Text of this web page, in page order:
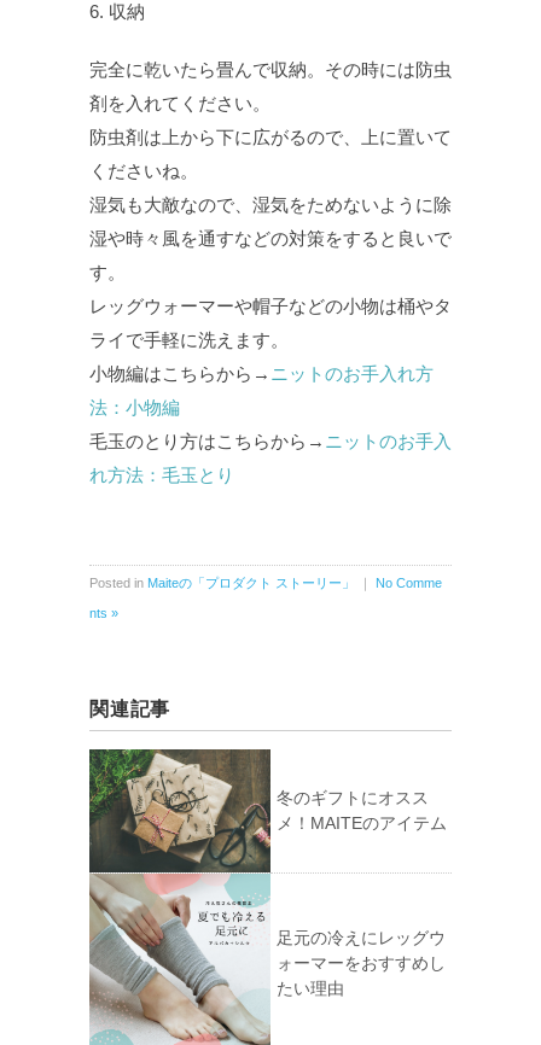
6. 収納
完全に乾いたら畳んで収納。その時には防虫
剤を入れてください。
防虫剤は上から下に広がるので、上に置いて
くださいね。
湿気も大敵なので、湿気をためないように除
湿や時々風を通すなどの対策をすると良いで
す。
レッグウォーマーや帽子などの小物は桶やタ
ライで手軽に洗えます。
小物編はこちらから→ ニットのお手入れ方
法：小物編
毛玉のとり方はこちらから→ ニットのお手入
れ方法：毛玉とり
Posted in Maiteの「プロダクト ストーリー」 ｜ No Comme
nts »
関連記事
冬のギフトにオスス
メ！MAITEのアイテム
足元の冷えにレッグウ
ォーマーをおすすめし
たい理由